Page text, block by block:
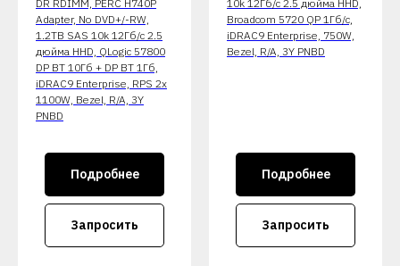
DR RDIMM, PERC H740P
Adapter, No DVD+/-RW,
1.2TB SAS 10k 12Гб/c 2.5
дюйма HHD, QLogic 57800
DP BT 10Гб + DP BT 1Гб,
iDRAC9 Enterprise, RPS 2x
1100W, Bezel, R/A, 3Y
PNBD
Подробнее
Запросить
10k 12Гб/c 2.5 дюйма HHD,
Broadcom 5720 QP 1Гб/c,
iDRAC9 Enterprise, 750W,
Bezel, R/A, 3Y PNBD
Подробнее
Запросить